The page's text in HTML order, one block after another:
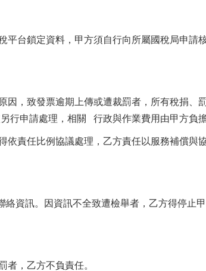
台鎖定資料，甲方須自行向所屬國稅局申請
，致發票逾期上傳或遭裁罰者，所有稅捐、
行申請處理，相關 行政與作業費用由甲方負
責任比例協議處理，乙方責任以服務補償與
資訊。因資訊不全致遭檢舉者，乙方得停止
，乙方不負責任。